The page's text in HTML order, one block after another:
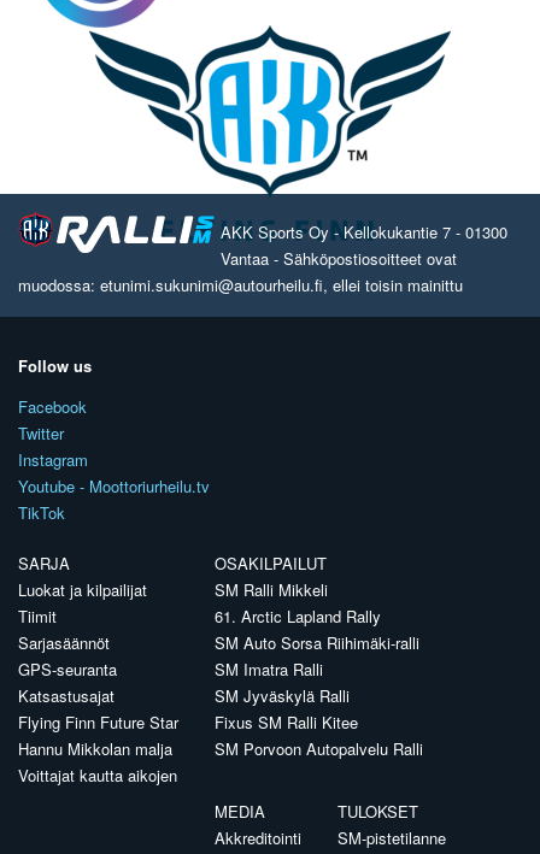
AKK Sports Oy - Kellokukantie 7 - 01300
Vantaa - Sähköpostiosoitteet ovat
muodossa: etunimi.sukunimi@autourheilu.fi, ellei toisin mainittu
Follow us
Facebook
Twitter
Instagram
Youtube - Moottoriurheilu.tv
TikTok
SARJA
Luokat ja kilpailijat
Tiimit
Sarjasäännöt
GPS-seuranta
Katsastusajat
Flying Finn Future Star
Hannu Mikkolan malja
Voittajat kautta aikojen
OSAKILPAILUT
SM Ralli Mikkeli
61. Arctic Lapland Rally
SM Auto Sorsa Riihimäki-ralli
SM Imatra Ralli
SM Jyväskylä Ralli
Fixus SM Ralli Kitee
SM Porvoon Autopalvelu Ralli
MEDIA
Akkreditointi
TULOKSET
SM-pistetilanne